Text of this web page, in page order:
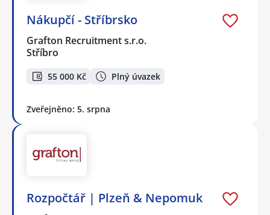
Nákupčí - Stříbrsko
Grafton Recruitment s.r.o.
Stříbro
55 000 Kč Plný úvazek
Zveřejněno: 5. srpna
Rozpočtář | Plzeň & Nepomuk